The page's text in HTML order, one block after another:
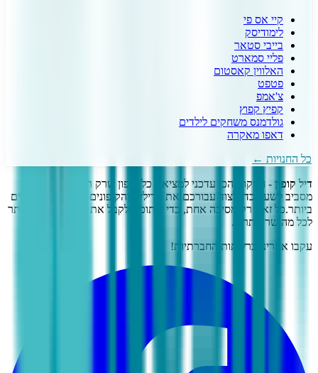
קיי אס פי
לימודיסק
בייבי סטאר
פליי סמארט
האלווין קאסטום
פטפט
צ'אמפ
קפיץ קפוץ
גולדמנס משחקים לילדים
דאפו מאקרה
כל החנויות ←
דיל קופון - המקום הכי עדכני למציאת כל קופון שרק תרצו!
מסביב לשעון כדי לצוד עבורכם את הדילים והקופונים השווים והעדכניים
ביותר.כל זאת רק מסיבה אחת, כדי שתוכלו לקבל את המחיר הטוב ביותר
לכל מה שרק תרצו.
עקבו אחרינו ברשתות החברתיות!